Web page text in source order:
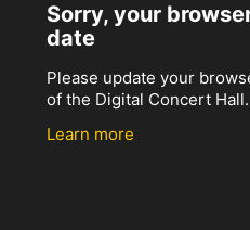
Sorry, your
date
Please update your
of the Digital Concert Hall.
Learn more